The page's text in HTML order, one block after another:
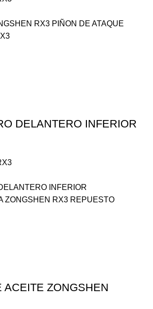
RX3 PIÑON DE ATAQUE
DELANTERO INFERIOR
INFERIOR
ZONGSHEN RX3 REPUESTO
ACEITE ZONGSHEN